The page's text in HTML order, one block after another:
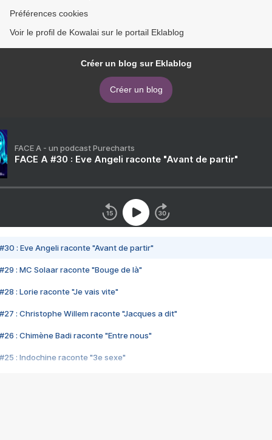
Préférences cookies
Voir le profil de Kowalai sur le portail Eklablog
Créer un blog sur Eklablog
Créer un blog
FACE A - un podcast Purecharts
FACE A #30 : Eve Angeli raconte "Avant de partir"
#30 : Eve Angeli raconte "Avant de partir"
#29 : MC Solaar raconte "Bouge de là"
#28 : Lorie raconte "Je vais vite"
#27 : Christophe Willem raconte "Jacques a dit"
#26 : Chimène Badi raconte "Entre nous"
#25 : Indochine raconte "3e sexe"